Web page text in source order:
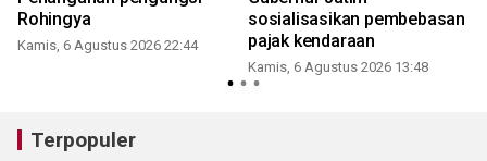
Rohingya
Kamis, 6 Agustus 2026 22:44
sosialisasikan pembebasan
pajak kendaraan
Kamis, 6 Agustus 2026 13:48
Terpopuler